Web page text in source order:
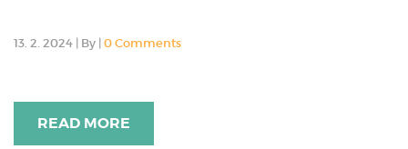
13. 2. 2024 | By | 0 Comments
READ MORE